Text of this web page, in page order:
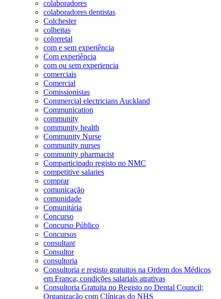
colaboradores
colaboradores dentistas
Colchester
colheitas
colorretal
com e sem experiência
Com experiência
com ou sem experiencia
comerciais
Comercial
Comissionistas
Commercial electricians Auckland
Communication
community
community health
Community Nurse
community nurses
community pharmacist
Comparticipado registo no NMC
competitive salaries
comprar
comunicação
comunidade
Comunitária
Concurso
Concurso Público
Concursos
consultant
Consultor
consultoria
Consultoria e registo gratuitos na Ordem dos Médicos
em França; condições salariais atrativas
Consultoria Gratuita no Registo no Dental Council;
Organização com Clínicas do NHS